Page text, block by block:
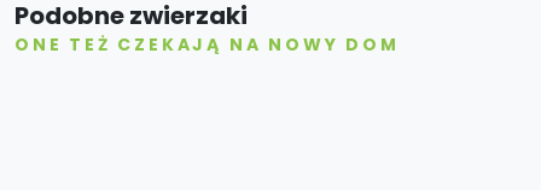
Podobne zwierzaki
ONE TEŻ CZEKAJĄ NA NOWY DOM